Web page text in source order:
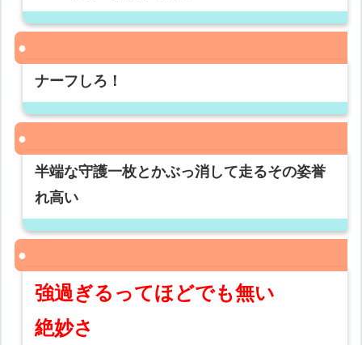
ナーフしろ！
半端な守護一枚とかぶっ消して走るその姿誉
れ高い
強過ぎるってほどでも無い
絶妙さ